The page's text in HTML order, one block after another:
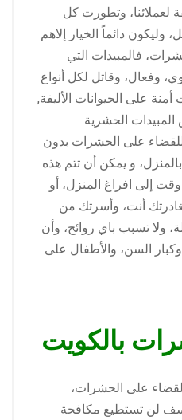
لعملائنا، وتطورت كل
وليكون دائماً الخيار إلاهم
فالمبيدات التي
وفعال، وقاتل لكل أنواع
على الحيوانات الأليفة,
الحشرية
للقضاء على الحشرات بدون
و يمكن أن تتم هذه
إلى افراغ المنزل، أو
أنت، وأسرتك من
ولا تسبب باي روائح، وأن
وكبار السن، والأطفال على
بالكويت
على الحشرات،
لن تستطيع مكافحة